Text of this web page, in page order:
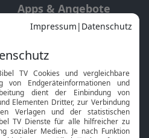
Apps & Angebote
Mobile App
Smart TV
HbbTV
Bibelthek Online-Bibel
Nächster Gottesdienst